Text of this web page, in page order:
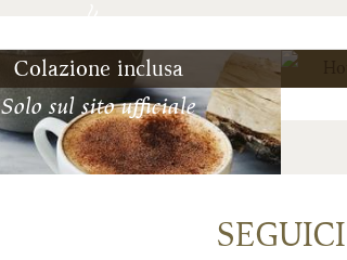
Colazione inclusa
Solo sul sito ufficiale
SEGUICI